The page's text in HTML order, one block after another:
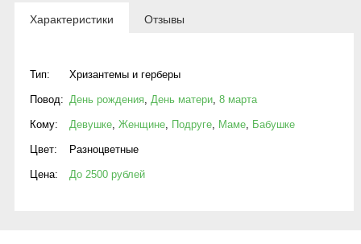
Характеристики Отзывы
Тип: Хризантемы и герберы
Повод: День рождения, День матери, 8 марта
Кому: Девушке, Женщине, Подруге, Маме, Бабушке
Цвет: Разноцветные
Цена: До 2500 рублей